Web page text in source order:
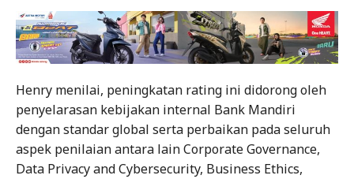
Henry menilai, peningkatan rating ini didorong oleh
penyelarasan kebijakan internal Bank Mandiri
dengan standar global serta perbaikan pada seluruh
aspek penilaian antara lain Corporate Governance,
Data Privacy and Cybersecurity, Business Ethics,